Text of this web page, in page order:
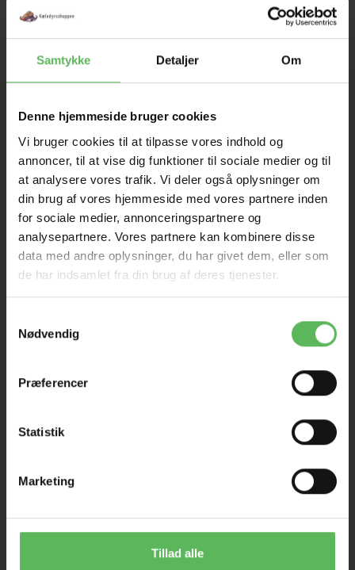
Samtykke Detaljer Om
Denne hjemmeside bruger cookies
Vi bruger cookies til at tilpasse vores indhold og
annoncer, til at vise dig funktioner til sociale medier og til
at analysere vores trafik. Vi deler også oplysninger om
din brug af vores hjemmeside med vores partnere inden
for sociale medier, annonceringspartnere og
analysepartnere. Vores partnere kan kombinere disse
data med andre oplysninger, du har givet dem, eller som
de har indsamlet fra din brug af deres tjenester.
Nødvendig
Præferencer
Statistik
Marketing
Tillad alle
TIL D. 8 AUGUST
HELE WEBSHOPPEN ER
Tilbud GÆLDER IKKE
I FYSISK BUTIKKERE
BESKRIVELSE
gjordbånd uden håndløkke øje til at fastgøre f.eks.